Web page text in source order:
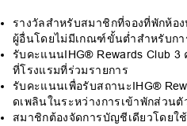
รางวัลสำหรับสมาชิกที่จองที่พักห้อ
ผู้อื่นโดยไม่มีเกณฑ์ขั้นต่ำสำหรับก
รับคะแนนIHG® Rewards Club 3
ที่โรงแรมที่ร่วมรายการ
รับคะแนนเพื่อรับสถานะIHG®
ดเพลินในระหว่างการเข้าพักส่วนตั
สมาชิกต้องจัดการบัญชีเดียวโดยใ